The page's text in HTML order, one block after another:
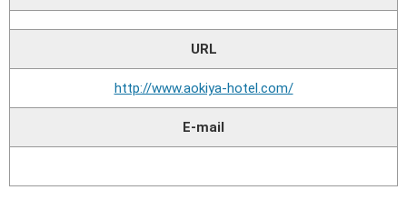
URL
http://www.aokiya-hotel.com/
E-mail